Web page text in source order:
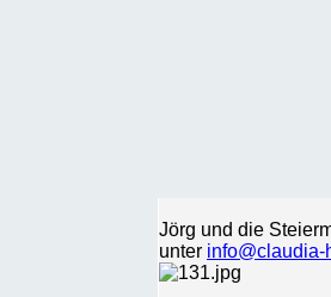
Jörg und die
unter info@claudia-